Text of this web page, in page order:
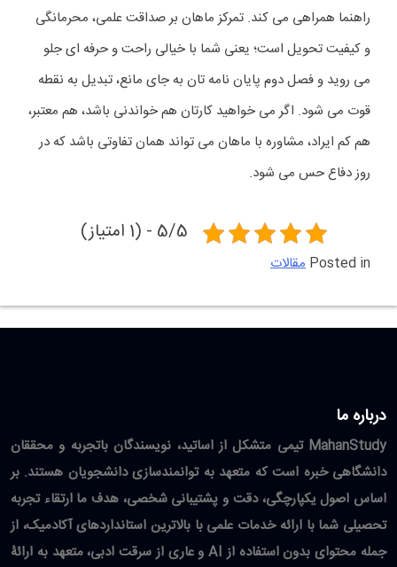
راهنما همراهی می کند. تمرکز ماهان بر صداقت علمی، محرمانگی
و کیفیت تحویل است؛ یعنی شما با خیالی راحت و حرفه ای جلو
می روید و فصل دوم پایان نامه تان به جای مانع، تبدیل به نقطه
قوت می شود. اگر می خواهید کارتان هم خواندنی باشد، هم معتبر،
هم کم ایراد، مشاوره با ماهان می تواند همان تفاوتی باشد که در
روز دفاع حس می شود.
5/5 - (1 امتیاز)
Posted in مقالات
درباره ما
MahanStudy تیمی متشکل از اساتید، نویسندگان باتجربه و محققان
دانشگاهی خبره است که متعهد به توانمندسازی دانشجویان هستند. بر
اساس اصول یکپارچگی، دقت و پشتیبانی شخصی، هدف ما ارتقاء تجربه
تحصیلی شما با ارائه خدمات علمی با بالاترین استانداردهای آکادمیک، از
جمله محتوای بدون استفاده از AI و عاری از سرقت ادبی، متعهد به ارائۀ